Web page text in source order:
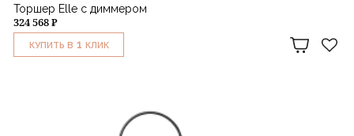
Торшер Elle с диммером
324 568 ₽
КУПИТЬ В 1 КЛИК